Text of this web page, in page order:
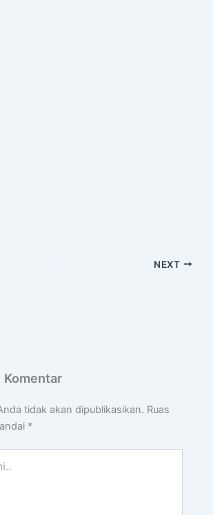
NEXT
Komentar
tidak akan dipublikasikan. Ruas
*